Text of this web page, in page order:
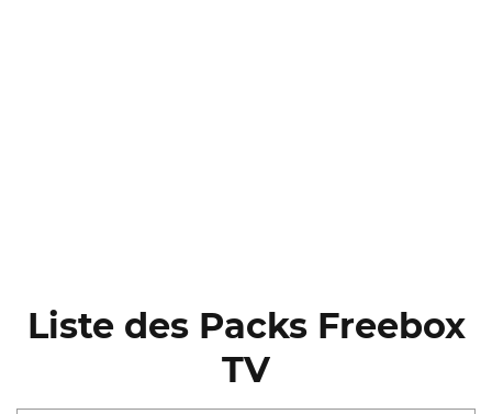
Liste des Packs Freebox
TV